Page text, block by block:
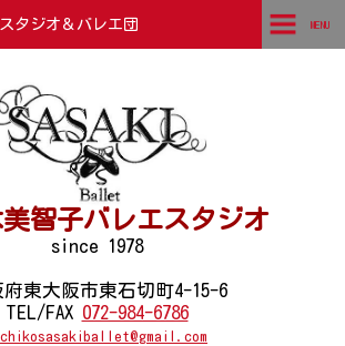
タジオ＆バレエ団
智子バレエスタジオ
since 1978
府東大阪市東石切町4-15-6
TEL/FAX 072-984-6786
MENU
ルチャースタジオ